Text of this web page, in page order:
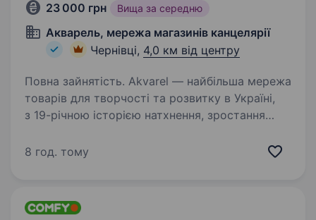
23 000 грн Вища за середню
Акварель, мережа магазинів канцелярії
Чернівці, 4,0 км від центру
Повна зайнятість. Akvarel — найбільша мережа
товарів для творчості та розвитку в Україні,
з 19-річною історією натхнення, зростання
однодумців, у 54 магазинах в 16 містах країни
8 год. тому